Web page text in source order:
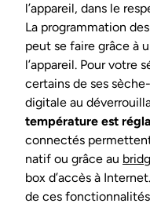
l’appareil, dans le
La programmation
peut se faire grâce à
l’appareil. Pour votre
certains de ses
digitale au
température est
connectés
natif ou grâce au
box d’accès à
de ces